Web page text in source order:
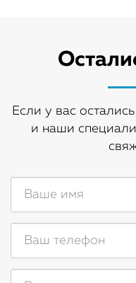
Если у вас
и наши